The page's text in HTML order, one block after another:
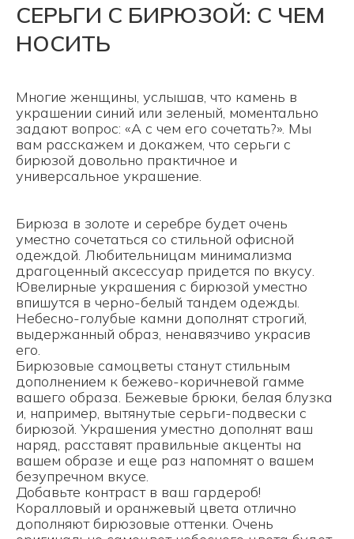
СЕРЬГИ С БИРЮЗОЙ: С ЧЕМ
НОСИТЬ
Многие женщины, услышав, что камень в
украшении синий или зеленый, моментально
задают вопрос: «А с чем его сочетать?». Мы
вам расскажем и докажем, что серьги с
бирюзой довольно практичное и
универсальное украшение.
Бирюза в золоте и серебре будет очень
уместно сочетаться со стильной офисной
одеждой. Любительницам минимализма
драгоценный аксессуар придется по вкусу.
Ювелирные украшения с бирюзой уместно
впишутся в черно-белый тандем одежды.
Небесно-голубые камни дополнят строгий,
выдержанный образ, ненавязчиво украсив
его.
Бирюзовые самоцветы станут стильным
дополнением к бежево-коричневой гамме
вашего образа. Бежевые брюки, белая блузка
и, например, вытянутые серьги-подвески с
бирюзой. Украшения уместно дополнят ваш
наряд, расставят правильные акценты на
вашем образе и еще раз напомнят о вашем
безупречном вкусе.
Добавьте контраст в ваш гардероб!
Коралловый и оранжевый цвета отлично
дополняют бирюзовые оттенки. Очень